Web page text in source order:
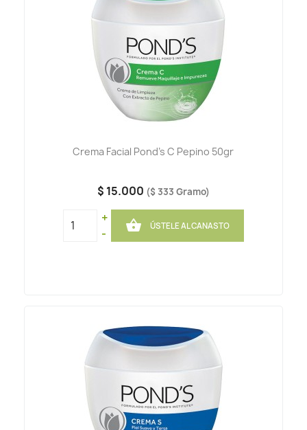
Crema Facial Pond's C Pepino 50gr
$ 15.000 ($ 333 Gramo)
+
-
 ÚSTELE AL CANASTO